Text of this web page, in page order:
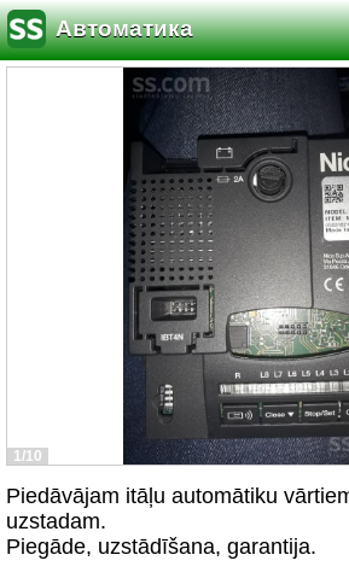
Автоматика
1/10
Piedāvājam itāļu automātiku
uzstadam.
Piegāde, uzstādīšana, garantija.